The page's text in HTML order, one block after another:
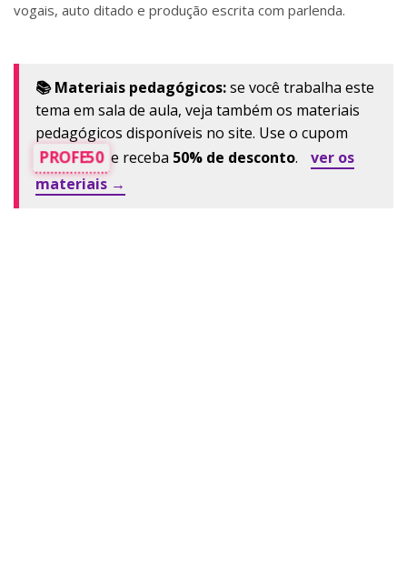
vogais, auto ditado e produção escrita com parlenda.
📚 Materiais pedagógicos:se você trabalha este
tema em sala de aula, veja também os materiais
pedagógicos disponíveis no site. Use o cupom
PROFE50 e receba 50% de desconto.
ver os
materiais →